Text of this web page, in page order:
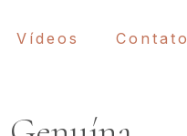
Vídeos Contato